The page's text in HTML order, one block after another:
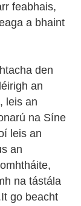
feabhais,
a bhaint
den
an
leis an
na Síne
leis an
an
na tástála
go beacht